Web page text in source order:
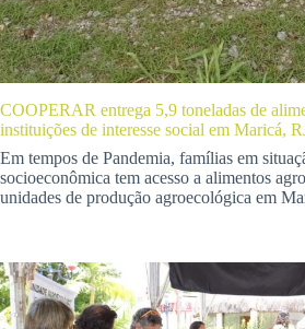
COOPERAR entrega 5,9 toneladas de
instituições de interesse social em Maricá,
Em tempos de Pandemia, famílias em
socioeconômica tem acesso a alimentos
unidades de produção agroecológica em